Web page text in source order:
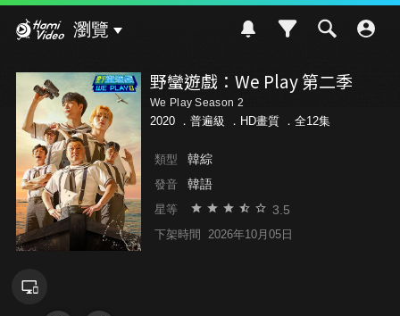
瀏覽
野蠻遊戲：We Play 第二季
We Play Season 2
2020 ． 普遍級 ．HD畫質 ．全12集
類型 韓綜
發音 韓語
星等 3.5
下架時間 2026年10月05日